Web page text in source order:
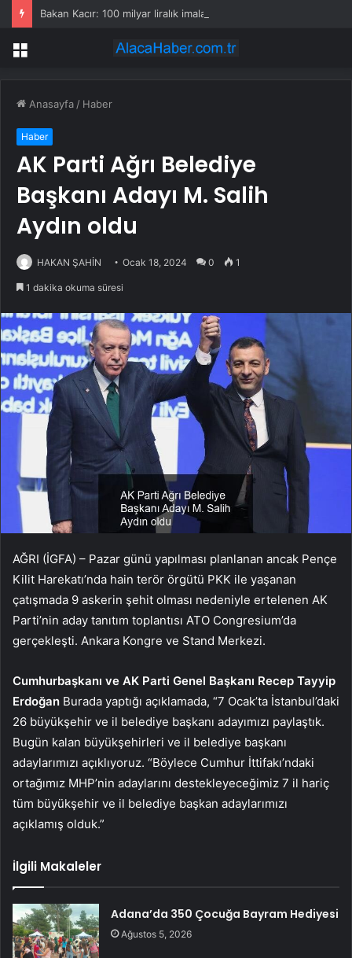
Bakan Kacır: 100 milyar liralık imalat sanayi finansmanı
Menü
Anasayfa / Haber
Haber
AK Parti Ağrı Belediye
Başkanı Adayı M. Salih
Aydın oldu
HAKAN ŞAHİN Ocak 18, 2024 0 1
1 dakika okuma süresi
AĞRI (İGFA) – Pazar günü yapılması planlanan ancak Pençe
Kilit Harekatı’nda hain terör örgütü PKK ile yaşanan
çatışmada 9 askerin şehit olması nedeniyle ertelenen AK
Parti’nin aday tanıtım toplantısı ATO Congresium’da
gerçekleşti. Ankara Kongre ve Stand Merkezi.
Cumhurbaşkanı ve AK Parti Genel Başkanı Recep Tayyip
Erdoğan Burada yaptığı açıklamada, “7 Ocak’ta İstanbul’daki
26 büyükşehir ve il belediye başkanı adayımızı paylaştık.
Bugün kalan büyükşehirleri ve il belediye başkanı
adaylarımızı açıklıyoruz. “Böylece Cumhur İttifakı’ndaki
ortağımız MHP’nin adaylarını destekleyeceğimiz 7 il hariç
tüm büyükşehir ve il belediye başkan adaylarımızı
açıklamış olduk.”
İlgili Makaleler
Adana’da 350 Çocuğa Bayram Hediyesi
Ağustos 5, 2026